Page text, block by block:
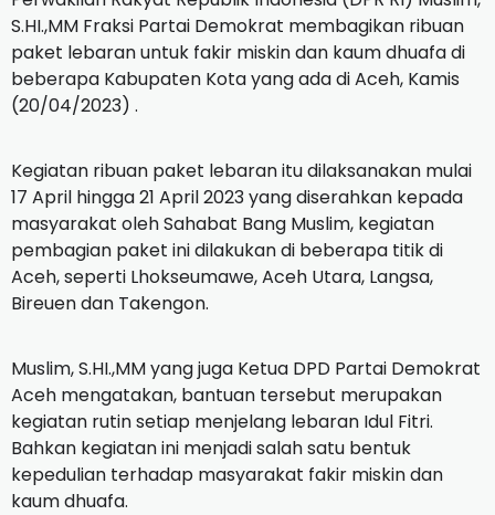
S.HI.,MM Fraksi Partai Demokrat membagikan ribuan
paket lebaran untuk fakir miskin dan kaum dhuafa di
beberapa Kabupaten Kota yang ada di Aceh, Kamis
(20/04/2023) .
Kegiatan ribuan paket lebaran itu dilaksanakan mulai
17 April hingga 21 April 2023 yang diserahkan kepada
masyarakat oleh Sahabat Bang Muslim, kegiatan
pembagian paket ini dilakukan di beberapa titik di
Aceh, seperti Lhokseumawe, Aceh Utara, Langsa,
Bireuen dan Takengon.
Muslim, S.HI.,MM yang juga Ketua DPD Partai Demokrat
Aceh mengatakan, bantuan tersebut merupakan
kegiatan rutin setiap menjelang lebaran Idul Fitri.
Bahkan kegiatan ini menjadi salah satu bentuk
kepedulian terhadap masyarakat fakir miskin dan
kaum dhuafa.